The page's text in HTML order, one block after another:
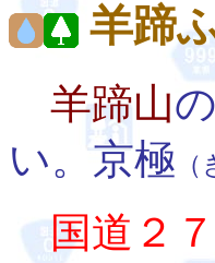
羊蹄
羊蹄山
い。京極
国道２